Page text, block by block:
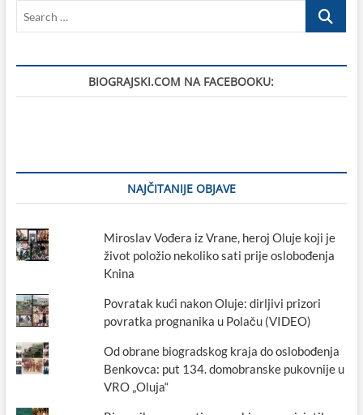
županija
Search
BIOGRAJSKI.COM NA FACEBOOKU:
NAJČITANIJE OBJAVE
Miroslav Vođera iz Vrane, heroj Oluje koji je
život položio nekoliko sati prije oslobođenja
Knina
Povratak kući nakon Oluje: dirljivi prizori
povratka prognanika u Polaču (VIDEO)
Od obrane biogradskog kraja do oslobođenja
Benkovca: put 134. domobranske pukovnije u
VRO „Oluja“